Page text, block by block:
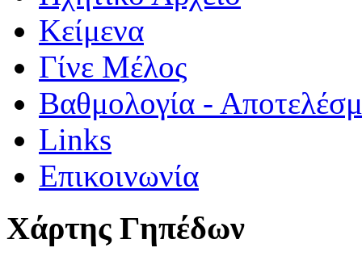
Κείμενα
Γίνε Μέλος
Βαθμολογία -
Links
Επικοινωνία
Χάρτης Γηπέδων